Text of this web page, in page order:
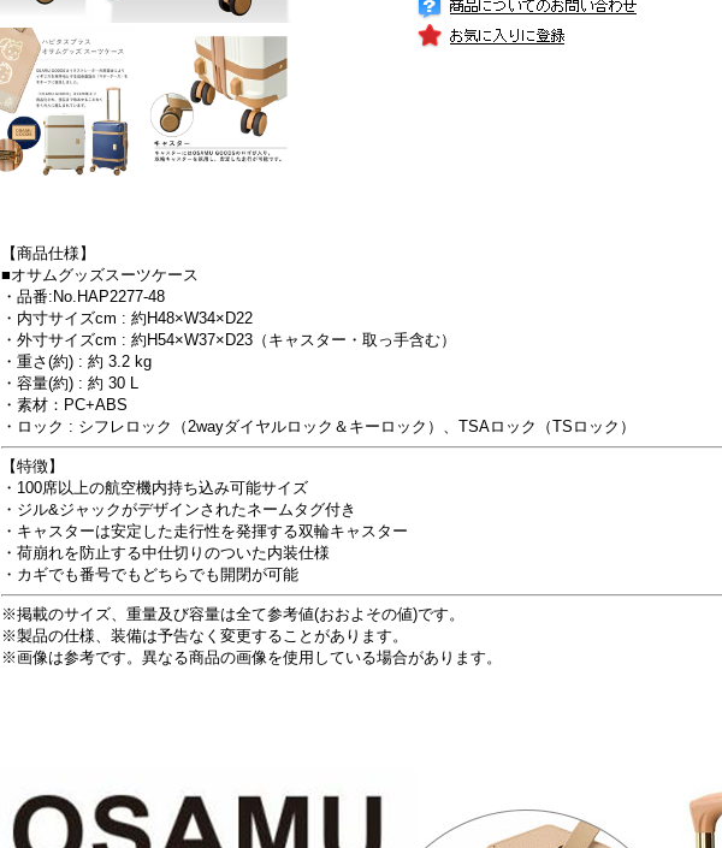
【商品仕様】
■オサムグッズスーツケース
・品番:No.HAP2277-48
・内寸サイズcm : 約H48×W34×D22
・外寸サイズcm : 約H54×W37×D23（キャスター・取っ手含む）
・重さ(約) : 約 3.2 kg
・容量(約) : 約 30 L
・素材：PC+ABS
・ロック : シフレロック（2wayダイヤルロック＆キーロック）、TSAロック（TSロック）
【特徴】
・100席以上の航空機内持ち込み可能サイズ
・ジル&ジャックがデザインされたネームタグ付き
・キャスターは安定した走行性を発揮する双輪キャスター
・荷崩れを防止する中仕切りのついた内装仕様
・カギでも番号でもどちらでも開閉が可能
※掲載のサイズ、重量及び容量は全て参考値(おおよその値)です。
※製品の仕様、装備は予告なく変更することがあります。
※画像は参考です。異なる商品の画像を使用している場合があります。